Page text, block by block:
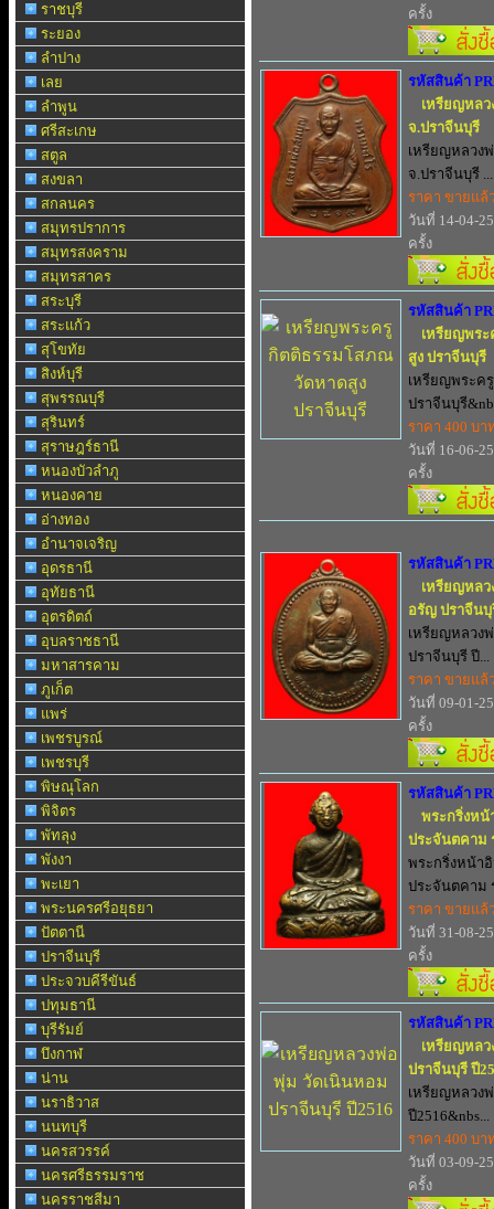
ราชบุรี
ระยอง
ลำปาง
เลย
ลำพูน
ศรีสะเกษ
สตูล
สงขลา
สกลนคร
สมุทรปราการ
สมุทรสงคราม
สมุทรสาคร
สระบุรี
สระแก้ว
สุโขทัย
สิงห์บุรี
สุพรรณบุรี
สุรินทร์
สุราษฎร์ธานี
หนองบัวลำภู
หนองคาย
อ่างทอง
อำนาจเจริญ
อุดรธานี
อุทัยธานี
อุตรดิตถ์
อุบลราชธานี
มหาสารคาม
ภูเก็ต
แพร่
เพชรบูรณ์
เพชรบุรี
พิษณุโลก
พิจิตร
พัทลุง
พังงา
พะเยา
พระนครศรีอยุธยา
ปัตตานี
ปราจีนบุรี
ประจวบคีรีขันธ์
ปทุมธานี
บุรีรัมย์
บึงกาฬ
น่าน
นราธิวาส
นนทบุรี
นครสวรรค์
นครศรีธรรมราช
นครราชสีมา
ครั้ง
รหัสสินค้า
เหรียญหล
จ.ปราจีนบุรี
เหรียญหลวง
จ.ปราจีนบุรี ...
ราคา ขายแล้
วันที่ 14-04-
ครั้ง
รหัสสินค้า
เหรียญพร
สูง ปราจีนบุรี
เหรียญพระค
ปราจีนบุรี
ราคา 400 บา
วันที่ 16-06-
ครั้ง
รหัสสินค้า
เหรียญหล
อรัญ ปราจีนบุ
เหรียญหลวง
ปราจีนบุรี ปี...
ราคา ขายแล้
วันที่ 09-01-
ครั้ง
รหัสสินค้า
พระกริ่งหน้
ประจันตคาม
พระกริ่งหน้าอิ
ประจันตคาม
ราคา ขายแล้
วันที่ 31-08-
ครั้ง
รหัสสินค้า
เหรียญหล
ปราจีนบุรี ปี
เหรียญหลวง
ปี2516&nbs...
ราคา 400 บา
วันที่ 03-09-
ครั้ง